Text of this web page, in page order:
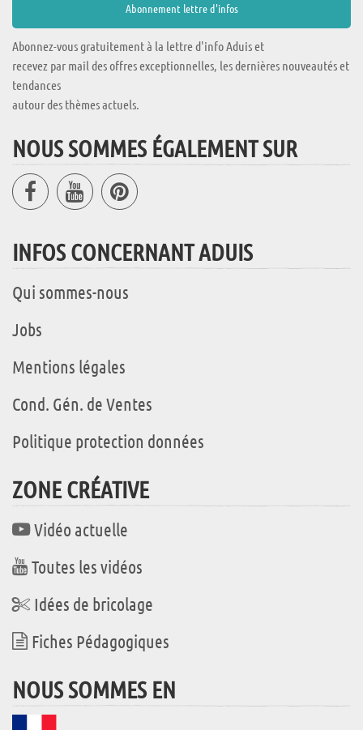
Abonnez-vous gratuitement à la lettre d'info Aduis et
recevez par mail des offres exceptionnelles, les dernières nouveautés et
tendances
autour des thèmes actuels.
NOUS SOMMES ÉGALEMENT SUR
INFOS CONCERNANT ADUIS
Qui sommes-nous
Jobs
Mentions légales
Cond. Gén. de Ventes
Politique protection données
ZONE CRÉATIVE
Vidéo actuelle
Toutes les vidéos
Idées de bricolage
Fiches Pédagogiques
NOUS SOMMES EN